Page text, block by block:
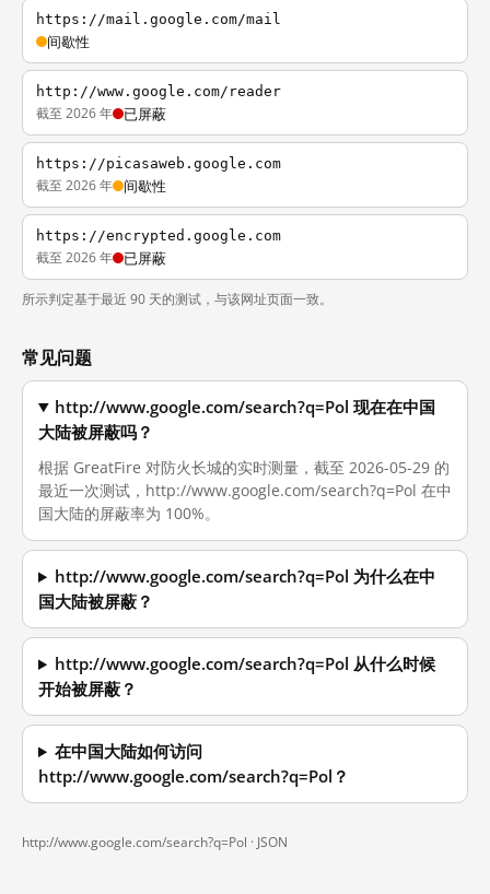
https://mail.google.com/mail
间歇性
http://www.google.com/reader
截至 2026 年 已屏蔽
https://picasaweb.google.com
截至 2026 年 间歇性
https://encrypted.google.com
截至 2026 年 已屏蔽
所示判定基于最近 90 天的测试，与该网址页面一致。
常见问题
http://www.google.com/search?q=Pol 现在在中国
大陆被屏蔽吗？
根据 GreatFire 对防火长城的实时测量，截至 2026-05-29 的
最近一次测试，http://www.google.com/search?q=Pol 在中
国大陆的屏蔽率为 100%。
http://www.google.com/search?q=Pol 为什么在中
国大陆被屏蔽？
http://www.google.com/search?q=Pol 从什么时候
开始被屏蔽？
在中国大陆如何访问
http://www.google.com/search?q=Pol？
http://www.google.com/search?q=Pol · JSON